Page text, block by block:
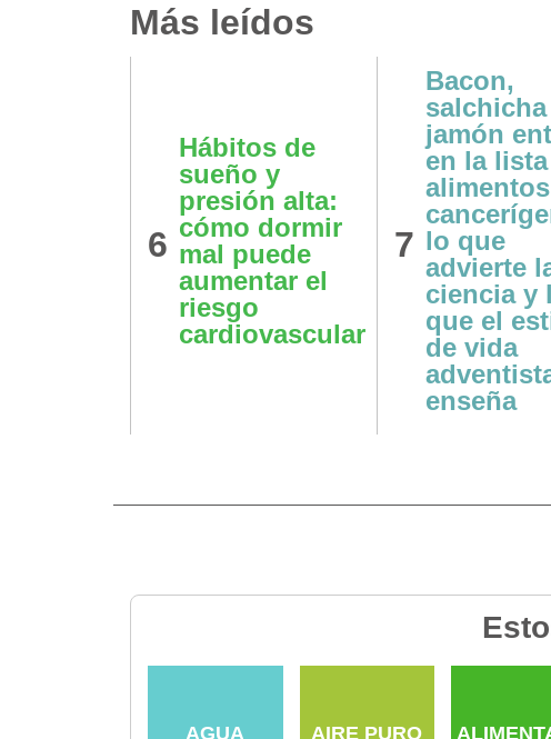
Más leídos
6
Hábitos de
sueño y
presión alta:
cómo dormir
mal puede
aumentar el
riesgo
cardiovascular
7
Bacon,
jamón
en la
alimentos
lo que
advierte
ciencia y
que el
de vida
enseña
AGUA AIRE PURO